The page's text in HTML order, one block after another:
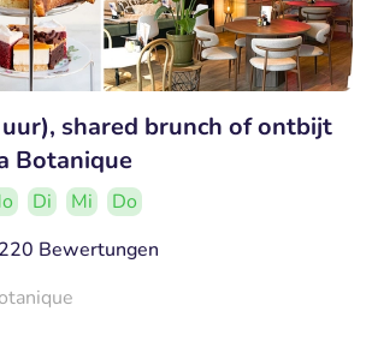
shared brunch of ontbijt
Botanique
Di Mi
Do
Bewertungen